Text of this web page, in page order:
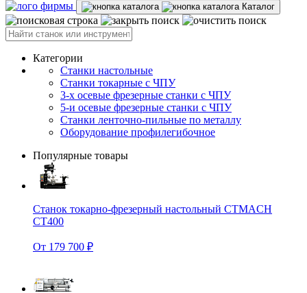
Каталог
Категории
Станки настольные
Станки токарные с ЧПУ
3-х осевые фрезерные станки с ЧПУ
5-и осевые фрезерные станки с ЧПУ
Станки ленточно-пильные по металлу
Оборудование профилегибочное
Популярные товары
Станок токарно-фрезерный настольный CTMACH
CT400
От 179 700 ₽